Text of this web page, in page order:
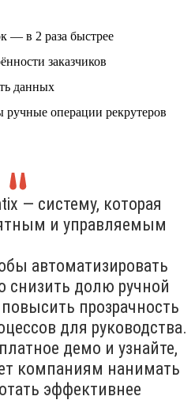
— в 2 раза быстрее
заказчиков
данных
ручные операции рекрутеров
— систему, которая
и управляемым
автоматизировать
снизить долю ручной
прозрачность
для руководства.
демо и узнайте,
компаниям нанимать
эффективнее